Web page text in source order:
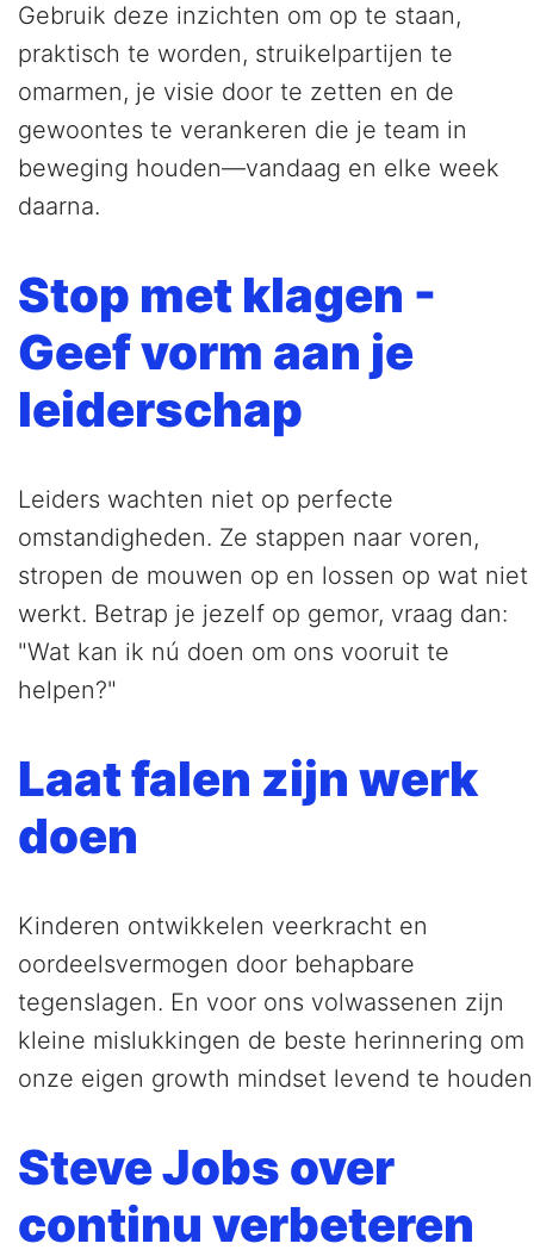
Gebruik deze inzichten om op te staan,
praktisch te worden, struikelpartijen te
omarmen, je visie door te zetten en de
gewoontes te verankeren die je team in
beweging houden—vandaag en elke week
daarna.
Stop met klagen -
Geef vorm aan je
leiderschap
Leiders wachten niet op perfecte
omstandigheden. Ze stappen naar voren,
stropen de mouwen op en lossen op wat niet
werkt. Betrap je jezelf op gemor, vraag dan:
"Wat kan ik nú doen om ons vooruit te
helpen?"
Laat falen zijn werk
doen
Kinderen ontwikkelen veerkracht en
oordeelsvermogen door behapbare
tegenslagen. En voor ons volwassenen zijn
kleine mislukkingen de beste herinnering om
onze eigen growth mindset levend te
Steve Jobs over
continu verbeteren